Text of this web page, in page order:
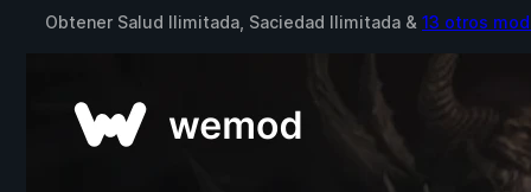
Obtener Salud Ilimitada, Saciedad Ilimitada & 13 otros